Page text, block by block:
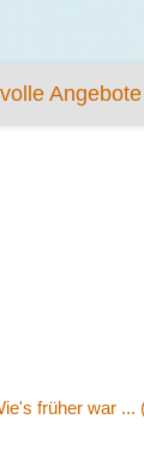
Angebote
früher war ...